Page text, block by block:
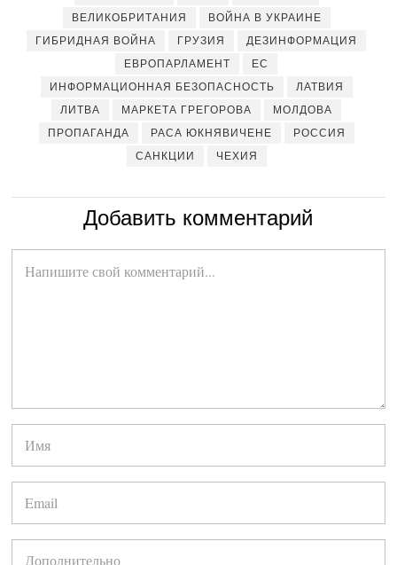
ВЕЛИКОБРИТАНИЯ
ВОЙНА В УКРАИНЕ
ГИБРИДНАЯ ВОЙНА
ГРУЗИЯ
ДЕЗИНФОРМАЦИЯ
ЕВРОПАРЛАМЕНТ
ЕС
ИНФОРМАЦИОННАЯ БЕЗОПАСНОСТЬ
ЛАТВИЯ
ЛИТВА
МАРКЕТА ГРЕГОРОВА
МОЛДОВА
ПРОПАГАНДА
РАСА ЮКНЯВИЧЕНЕ
РОССИЯ
САНКЦИИ
ЧЕХИЯ
Добавить комментарий